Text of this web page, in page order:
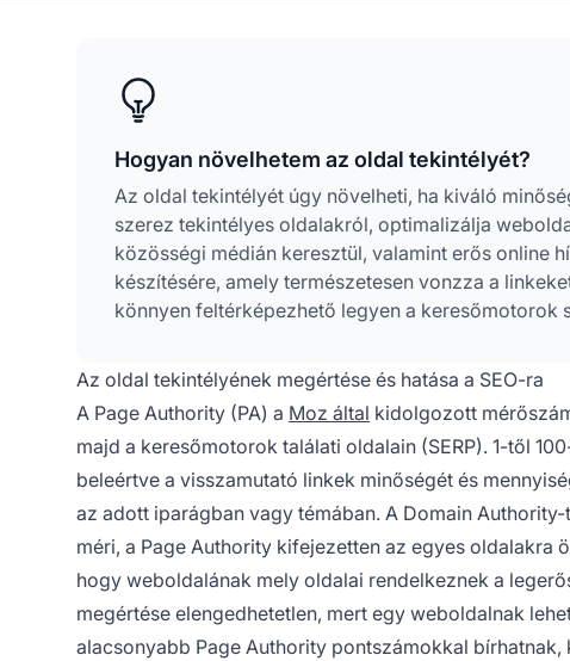
Hogyan növelhetem az oldal tekintélyét?
Az oldal tekintélyét úgy növelheti, ha kiváló
szerez tekintélyes oldalakról, optimalizálja
közösségi médián keresztül, valamint erős online
készítésére, amely természetesen vonzza a
könnyen feltérképezhető legyen a keresőmotorok
Az oldal tekintélyének megértése és hatása a SEO-ra
A Page Authority (PA) a Moz által kidolgozott
majd a keresőmotorok találati oldalain (SERP). 1-től
beleértve a visszamutató linkek minőségét és
az adott iparágban vagy témában. A Domain
méri, a Page Authority kifejezetten az egyes oldalakra
hogy weboldalának mely oldalai rendelkeznek a
megértése elengedhetetlen, mert egy weboldalnak
alacsonyabb Page Authority pontszámokkal